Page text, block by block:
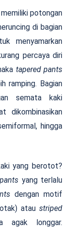
potongan
di bagian
menyamarkan
percaya diri
tapered pants
ramping. Bagian
semata kaki
dikombinasikan
hingga
yang berotot?
pants yang terlalu
dengan motif
ataustriped
agak longgar.